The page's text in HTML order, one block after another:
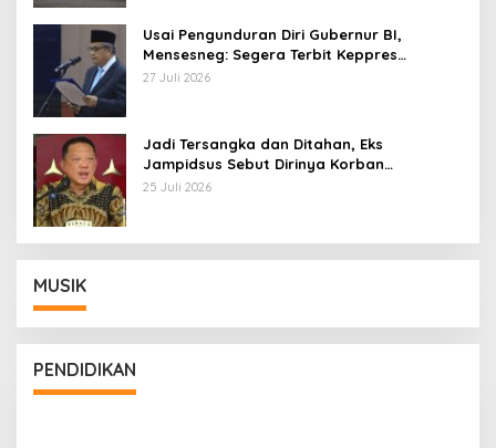
Usai Pengunduran Diri Gubernur BI,
Mensesneg: Segera Terbit Keppres
Pemberhentian dengan Hormat
27 Juli 2026
Jadi Tersangka dan Ditahan, Eks
Jampidsus Sebut Dirinya Korban
Kriminalisasi
25 Juli 2026
MUSIK
PENDIDIKAN